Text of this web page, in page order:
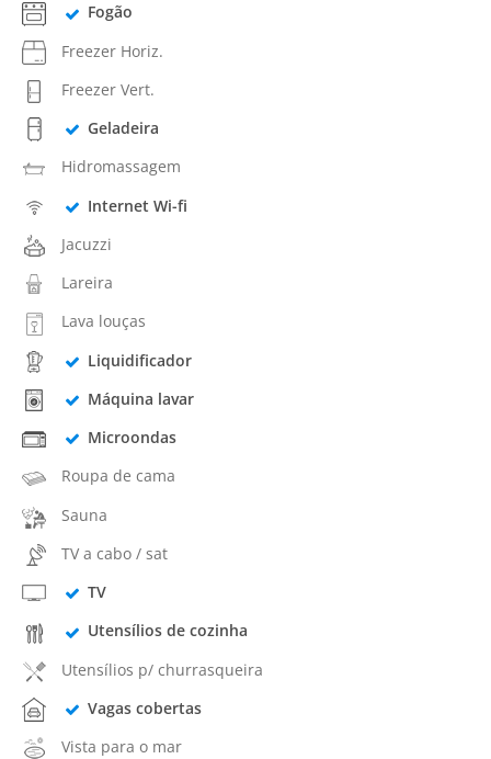
Fogão
Freezer Horiz.
Freezer Vert.
Geladeira
Hidromassagem
Internet Wi-fi
Jacuzzi
Lareira
Lava louças
Liquidificador
Máquina lavar
Microondas
Roupa de cama
Sauna
TV a cabo / sat
TV
Utensílios de cozinha
Utensílios p/ churrasqueira
Vagas cobertas
Vista para o mar